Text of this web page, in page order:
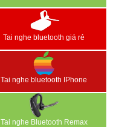
Tai nghe bluetooth giá rẻ
Tai nghe bluetooth IPhone
Tai nghe Bluetooth Remax